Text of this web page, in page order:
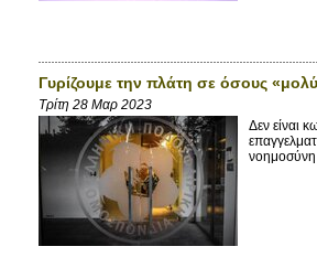
Γυρίζουμε την πλάτη σε όσους
Τρίτη 28 Μαρ 2023
Δεν είναι
νοημοσύνη